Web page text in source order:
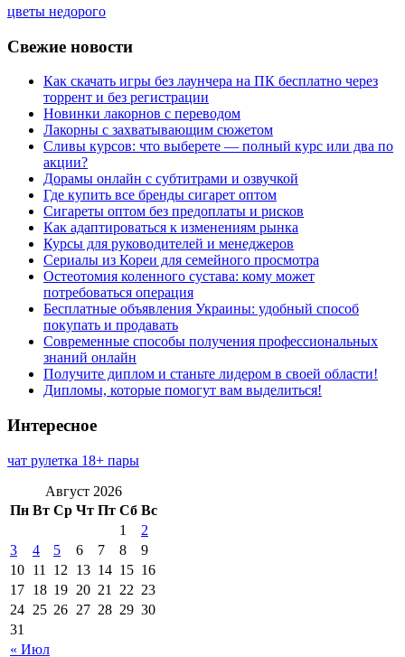
цветы недорого
Свежие новости
Как скачать игры без лаунчера на ПК бесплатно через
торрент и без регистрации
Новинки лакорнов с переводом
Лакорны с захватывающим сюжетом
Сливы курсов: что выберете — полный курс или два по
акции?
Дорамы онлайн с субтитрами и озвучкой
Где купить все бренды сигарет оптом
Сигареты оптом без предоплаты и рисков
Как адаптироваться к изменениям рынка
Курсы для руководителей и менеджеров
Сериалы из Кореи для семейного просмотра
Остеотомия коленного сустава: кому может
потребоваться операция
Бесплатные объявления Украины: удобный способ
покупать и продавать
Современные способы получения профессиональных
знаний онлайн
Получите диплом и станьте лидером в своей области!
Дипломы, которые помогут вам выделиться!
Интересное
чат рулетка 18+ пары
Август 2026
Пн Вт Ср Чт Пт Сб Вс
« Июл
1
2
3
4 5 6 7 8
9
10 11 12 13 14 15 16
17 18 19 20 21 22 23
24 25 26 27 28 29 30
31